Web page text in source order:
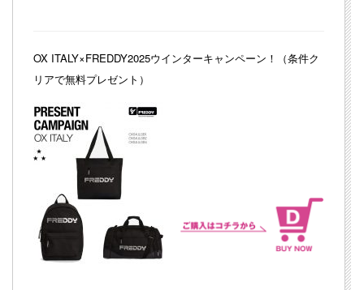
OX ITALY×FREDDY2025ウインターキャンペーン！（条件ク
リアで無料プレゼント）